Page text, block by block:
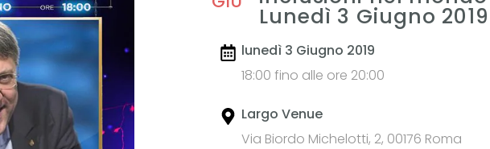
Lunedì 3 Giugno 2019
lunedì 3 Giugno 2019
18:00 fino alle ore 20:00
Largo Venue
Via Biordo Michelotti, 2, 00176 Roma